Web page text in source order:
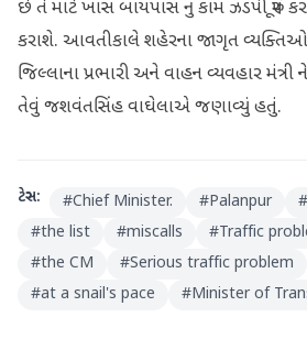
છે તે માટે ખાસ બાયપાસ નું કામ ઝડપી પૂરું
કરાશે. આવતીકાલે શહેરના જાગૃત
જિલ્લાના પ્રભારી અને વાહન વ્યવહાર
તેવું જશવંતસિંહ વાઘેલાએ જણાવ્યું હતું.
ટેગ્સ: #Chief Minister. #Palanpur #
#the list #miscalls #Traffic
#the CM #Serious traffic problem
#at a snail's pace #Minister of